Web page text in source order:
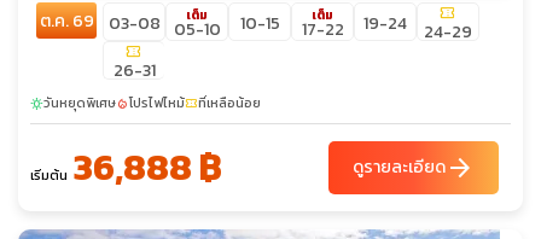
ต.ค. 69 03-08 เต็ม
05-10 10-15 เต็ม
17-22 19-24 confirmation_number
24-29
confirmation_number
26-31
sunnyวันหยุดพิเศษlocal_fire_departmentโปรไฟไหม้confirmation_numberที่เหลือน้อย
เริ่มต้น 36,888 ฿ ดูรายละเอียดarrow_forward